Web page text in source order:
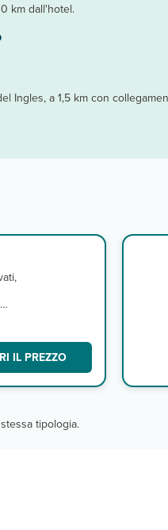
km dall'hotel.
Ingles, a 1,5 km con
IL PREZZO
tipologia.